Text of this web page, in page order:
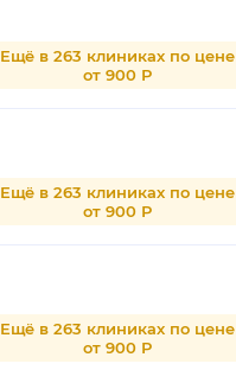
Ещё в 263 клиниках по цене
от 900 Р
Ещё в 263 клиниках по цене
от 900 Р
Ещё в 263 клиниках по цене
от 900 Р